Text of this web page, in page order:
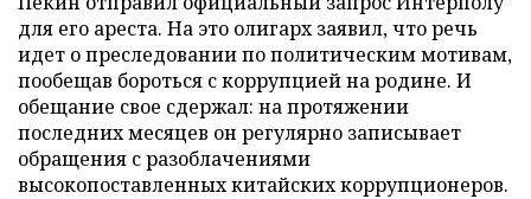
для его ареста. На это олигарх заявил, что речь
идет о преследовании по политическим мотивам,
пообещав бороться с коррупцией на родине. И
обещание свое сдержал: на протяжении
последних месяцев он регулярно записывает
обращения с разоблачениями
высокопоставленных китайских коррупционеров.